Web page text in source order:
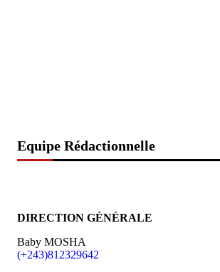
Equipe Rédactionnelle
DIRECTION GÉNÉRALE
Baby MOSHA
(+243)812329642